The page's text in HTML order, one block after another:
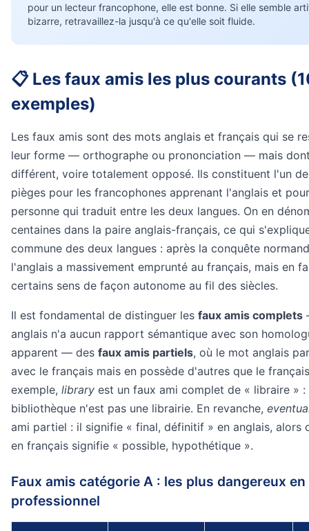
pour un lecteur francophone, elle est bonne. Si elle semble
bizarre, retravaillez-la jusqu'à ce qu'elle soit fluide.
📋 Les faux amis les plus courants
exemples)
Les faux amis sont des mots anglais et français qui se
leur forme — orthographe ou prononciation — mais
différent, voire totalement opposé. Ils constituent l'un
pièges pour les francophones apprenant l'anglais et
personne qui traduit entre les deux langues. On en
centaines dans la paire anglais-français, ce qui
commune des deux langues : après la conquête
l'anglais a massivement emprunté au français, mais en
certains sens de façon autonome au fil des siècles.
Il est fondamental de distinguer les faux amis complets
anglais n'a aucun rapport sémantique avec son
apparent — des faux amis partiels, où le mot anglais
avec le français mais en possède d'autres que le
exemple, library est un faux ami complet de « libraire » :
bibliothèque n'est pas une librairie. En revanche,
ami partiel : il signifie « final, définitif » en anglais, alors
en français signifie « possible, hypothétique ».
Faux amis catégorie A : les plus dangereux
professionnel